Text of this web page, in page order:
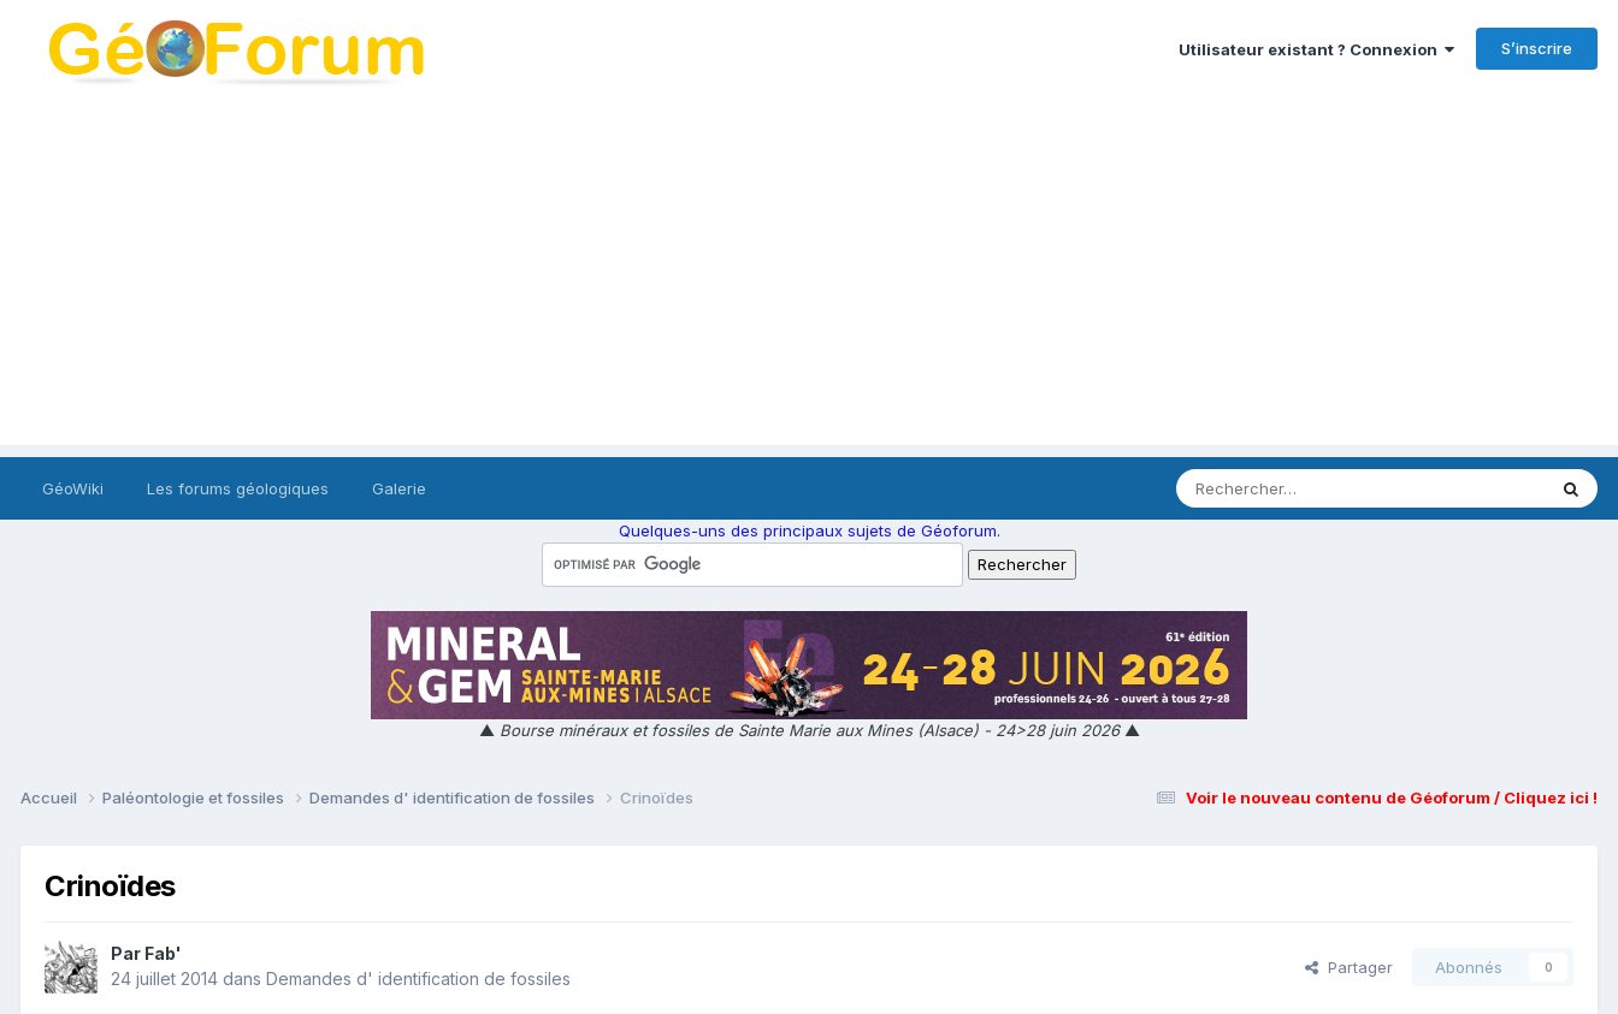
Utilisateur existant ? Connexion S’inscrire
GéoWiki Les forums géologiques Galerie
Quelques-uns des principaux sujets de Géoforum.
▲ Bourse minéraux et fossiles de Sainte Marie aux Mines (Alsace) - 24>28 juin 2026▲
Voir le nouveau contenu de Géoforum / Cliquez ici !
Accueil Paléontologie et fossiles Demandes d' identification de fossiles Crinoïdes
Crinoïdes
Par Fab'
24 juillet 2014 dans Demandes d' identification de fossiles
Partager Abonnés 0